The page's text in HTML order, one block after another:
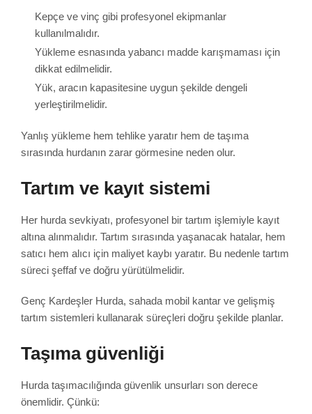
Kepçe ve vinç gibi profesyonel ekipmanlar
kullanılmalıdır.
Yükleme esnasında yabancı madde karışmaması için
dikkat edilmelidir.
Yük, aracın kapasitesine uygun şekilde dengeli
yerleştirilmelidir.
Yanlış yükleme hem tehlike yaratır hem de taşıma
sırasında hurdanın zarar görmesine neden olur.
Tartım ve kayıt sistemi
Her hurda sevkiyatı, profesyonel bir tartım işlemiyle kayıt
altına alınmalıdır. Tartım sırasında yaşanacak hatalar, hem
satıcı hem alıcı için maliyet kaybı yaratır. Bu nedenle tartım
süreci şeffaf ve doğru yürütülmelidir.
Genç Kardeşler Hurda, sahada mobil kantar ve gelişmiş
tartım sistemleri kullanarak süreçleri doğru şekilde planlar.
Taşıma güvenliği
Hurda taşımacılığında güvenlik unsurları son derece
önemlidir. Çünkü: